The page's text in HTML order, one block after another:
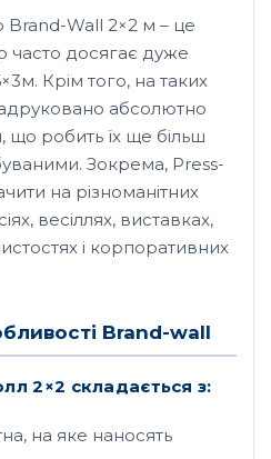
Wall 2×2 м – це
часто досягає дуже
Крім того, на таких
абсолютно
робить їх ще більш
Зокрема, Press-
на різноманітних
весіллях, виставках,
і корпоративних
Brand-wall
2×2 складається з:
на яке наносять